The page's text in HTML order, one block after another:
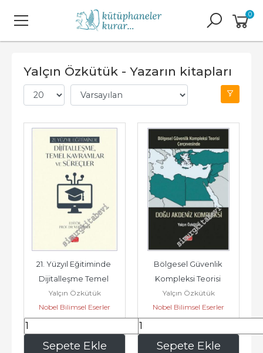
0
Yalçın Özkütük - Yazarın kitapları
Sepete Ekle
21. Yüzyıl Eğitiminde
Dijitalleşme Temel
Kavramlar ve Süreçler
-...
Yalçın Özkütük
Nobel Bilimsel Eserler
441,15 Sepete Ekle
Bölgesel Güvenlik
Kompleksi Teorisi
Çerçevesinde - Doğu
Akdeniz...
Yalçın Özkütük
Nobel Bilimsel Eserler
300,90